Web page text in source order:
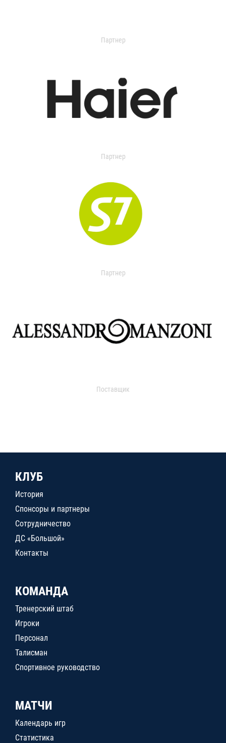
Партнер
Партнер
Партнер
Поставщик
КЛУБ
История
Спонсоры и партнеры
Сотрудничество
ДС «Большой»
Контакты
КОМАНДА
Тренерский штаб
Игроки
Персонал
Талисман
Спортивное руководство
МАТЧИ
Календарь игр
Статистика